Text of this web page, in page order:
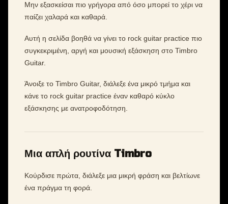
Μην εξασκείσαι πιο γρήγορα από όσο μπορεί το χέρι να
παίζει χαλαρά και καθαρά.
Αυτή η σελίδα βοηθά να γίνει το rock guitar practice πιο
συγκεκριμένη, αργή και μουσική εξάσκηση στο Timbro
Guitar.
Άνοιξε το Timbro Guitar, διάλεξε ένα μικρό τμήμα και
κάνε το rock guitar practice έναν καθαρό κύκλο
εξάσκησης με ανατροφοδότηση.
Μια απλή ρουτίνα Timbro
Κούρδισε πρώτα, διάλεξε μια μικρή φράση και βελτίωνε
ένα πράγμα τη φορά.